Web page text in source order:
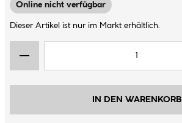
Online nicht verfügbar
Dieser Artikel ist nur im Markt erhältlich.
IN DEN WARENKORB